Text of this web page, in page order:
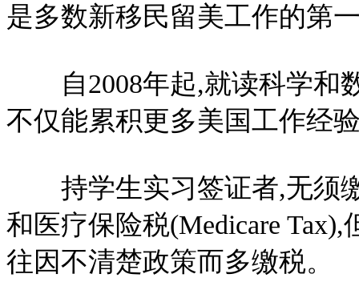
是多数新移民留美工作的第
自2008年起,就读科学和
不仅能累积更多美国工作经
持学生实习签证者,无须缴
和医疗保险税(Medicare
往因不清楚政策而多缴税。